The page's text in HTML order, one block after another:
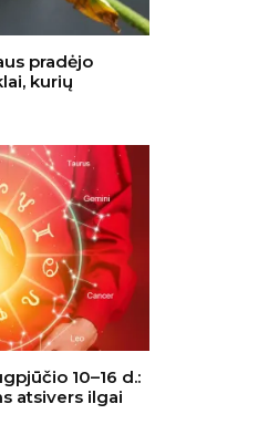
pradėjo
kurių
10–16 d.:
atsivers ilgai